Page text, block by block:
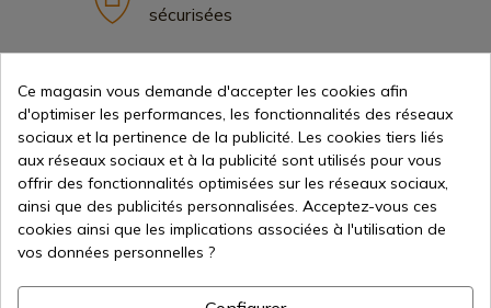
sécurisées
Expédition internationale
Information
info@aceros-de-hispania.com
Ce magasin vous demande d'accepter les cookies afin
d'optimiser les performances, les fonctionnalités des réseaux
sociaux et la pertinence de la publicité. Les cookies tiers liés
aux réseaux sociaux et à la publicité sont utilisés pour vous
offrir des fonctionnalités optimisées sur les réseaux sociaux,
ainsi que des publicités personnalisées. Acceptez-vous ces
cookies ainsi que les implications associées à l'utilisation de
vos données personnelles ?